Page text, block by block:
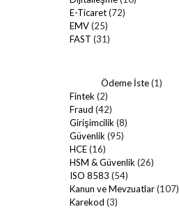
E-Ticaret(72)
EMV(25)
FAST (31)
Ödeme İste(1)
Fintek (2)
Fraud (42)
Girişimcilik (8)
Güvenlik (95)
HCE(16)
HSM & Güvenlik (26)
ISO 8583 (54)
Kanun ve Mevzuatlar(107)
Karekod (3)